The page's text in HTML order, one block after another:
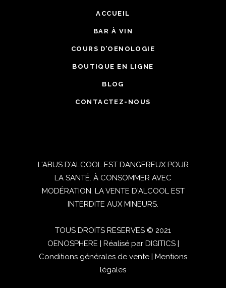
ACCUEIL
BAR À VIN
COURS D’OENOLOGIE
BOUTIQUE EN LIGNE
BLOG
CONTACTEZ-NOUS
L'ABUS D'ALCOOL EST DANGEREUX POUR
LA SANTÉ. À CONSOMMER AVEC
MODÉRATION. LA VENTE D'ALCOOL EST
INTERDITE AUX MINEURS.
TOUS DROITS RESERVES © 2021
OENOSPHERE | Réalisé par DIGITICS|
Conditions générales de vente | Mentions
légales